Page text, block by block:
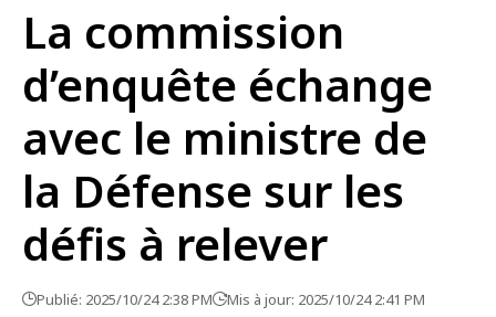
La commission
d’enquête échange
avec le ministre de
la Défense sur les
défis à relever
Publié: 2025/10/24 2:38 PM Mis à jour: 2025/10/24 2:41 PM